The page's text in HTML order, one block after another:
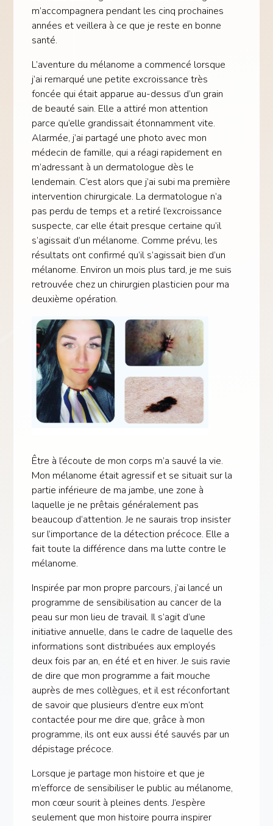
m’accompagnera pendant les cinq prochaines
années et veillera à ce que je reste en bonne
santé.
L’aventure du mélanome a commencé lorsque
j’ai remarqué une petite excroissance très
foncée qui était apparue au-dessus d’un grain
de beauté sain. Elle a attiré mon attention
parce qu’elle grandissait étonnamment vite.
Alarmée, j’ai partagé une photo avec mon
médecin de famille, qui a réagi rapidement en
m’adressant à un dermatologue dès le
lendemain. C’est alors que j’ai subi ma première
intervention chirurgicale. La dermatologue n’a
pas perdu de temps et a retiré l’excroissance
suspecte, car elle était presque certaine qu’il
s’agissait d’un mélanome. Comme prévu, les
résultats ont confirmé qu’il s’agissait bien d’un
mélanome. Environ un mois plus tard, je me suis
retrouvée chez un chirurgien plasticien pour ma
deuxième opération.
Être à l’écoute de mon corps m’a sauvé la vie.
Mon mélanome était agressif et se situait sur la
partie inférieure de ma jambe, une zone à
laquelle je ne prêtais généralement pas
beaucoup d’attention. Je ne saurais trop insister
sur l’importance de la détection précoce. Elle a
fait toute la différence dans ma lutte contre le
mélanome.
Inspirée par mon propre parcours, j’ai lancé un
programme de sensibilisation au cancer de la
peau sur mon lieu de travail. Il s’agit d’une
initiative annuelle, dans le cadre de laquelle des
informations sont distribuées aux employés
deux fois par an, en été et en hiver. Je suis ravie
de dire que mon programme a fait mouche
auprès de mes collègues, et il est réconfortant
de savoir que plusieurs d’entre eux m’ont
contactée pour me dire que, grâce à mon
programme, ils ont eux aussi été sauvés par un
dépistage précoce.
Lorsque je partage mon histoire et que je
m’efforce de sensibiliser le public au mélanome,
mon cœur sourit à pleines dents. J’espère
seulement que mon histoire pourra inspirer